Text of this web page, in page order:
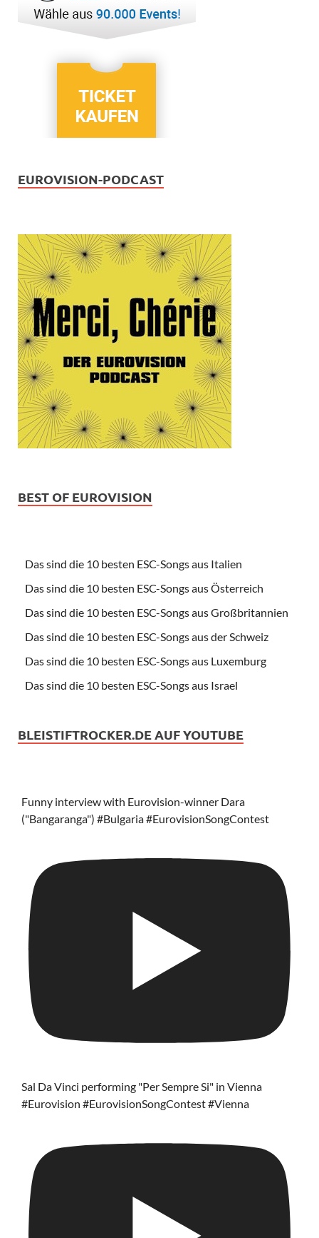
EUROVISION-PODCAST
BEST OF EUROVISION
Das sind die 10 besten ESC-Songs aus Italien
Das sind die 10 besten ESC-Songs aus Österreich
Das sind die 10 besten ESC-Songs aus Großbritannien
Das sind die 10 besten ESC-Songs aus der Schweiz
Das sind die 10 besten ESC-Songs aus Luxemburg
Das sind die 10 besten ESC-Songs aus Israel
BLEISTIFTROCKER.DE AUF YOUTUBE
Funny interview with Eurovision-winner Dara
("Bangaranga") #Bulgaria #EurovisionSongContest
Sal Da Vinci performing "Per Sempre Si" in Vienna
#Eurovision #EurovisionSongContest #Vienna